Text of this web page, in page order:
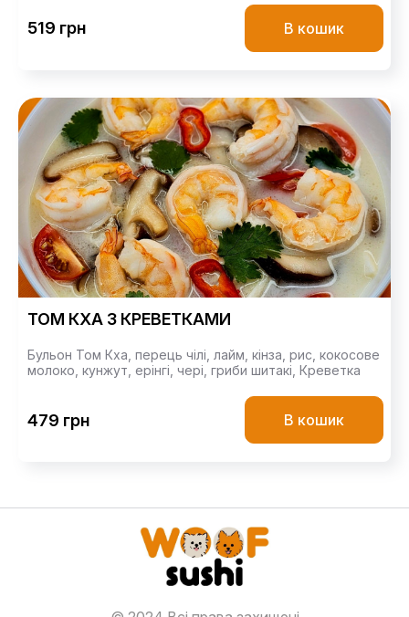
519 грн В кошик
ТОМ КХА З КРЕВЕТКАМИ
Бульон Том Кха, перець чілі, лайм, кінза, рис, кокосове
молоко, кунжут, ерінгі, чері, гриби шитакі, Креветка
479 грн В кошик